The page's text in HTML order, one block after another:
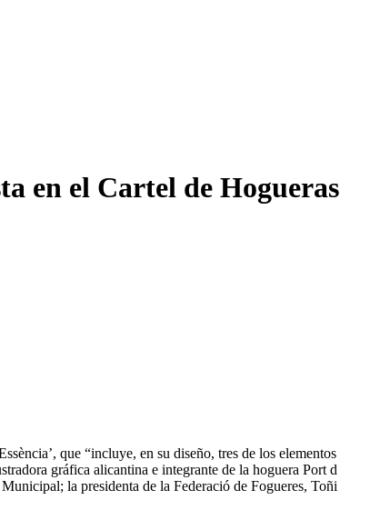
en el Cartel de Hogueras
que “incluye, en su diseño, tres de los elementos
gráfica alicantina e integrante de la hoguera Port d
la presidenta de la Federació de Fogueres, Toñi